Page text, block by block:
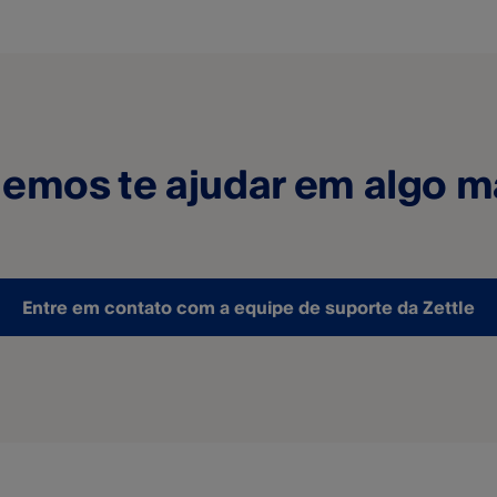
te ajudar em algo
Entre em contato com a equipe de suporte da Zettle